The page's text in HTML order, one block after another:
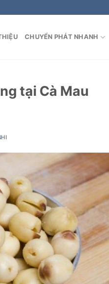
CHUYỂN PHÁT NHANH
tại Cà Mau